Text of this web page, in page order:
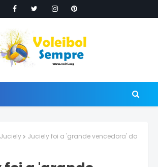
Juciely
Juciely foi a 'grande vencedora' do